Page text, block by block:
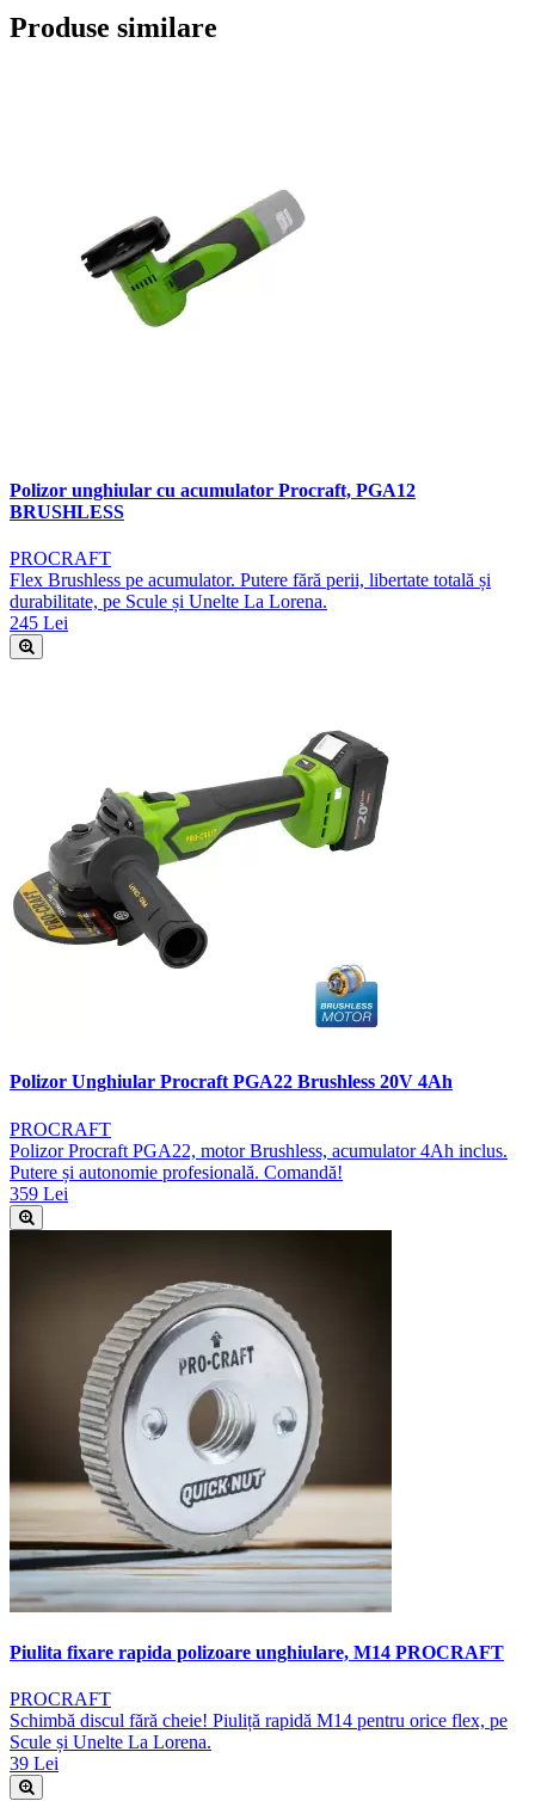
Produse similare
Polizor unghiular cu acumulator Procraft, PGA12
BRUSHLESS
PROCRAFT
Flex Brushless pe acumulator. Putere fără perii, libertate totală și
durabilitate, pe Scule și Unelte La Lorena.
245 Lei
Polizor Unghiular Procraft PGA22 Brushless 20V 4Ah
PROCRAFT
Polizor Procraft PGA22, motor Brushless, acumulator 4Ah inclus.
Putere și autonomie profesională. Comandă!
359 Lei
Piulita fixare rapida polizoare unghiulare, M14 PROCRAFT
PROCRAFT
Schimbă discul fără cheie! Piuliță rapidă M14 pentru orice flex, pe
Scule și Unelte La Lorena.
39 Lei